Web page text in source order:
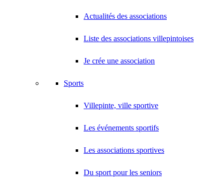
Actualités des associations
Liste des associations villepintoises
Je crée une association
Sports
Villepinte, ville sportive
Les événements sportifs
Les associations sportives
Du sport pour les seniors